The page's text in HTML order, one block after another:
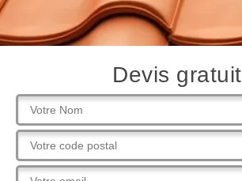
Devis gratuit